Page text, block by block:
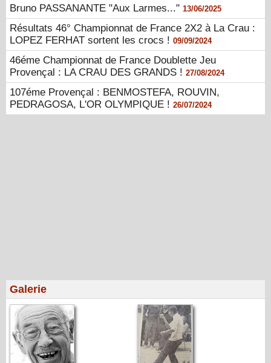
Bruno PASSANANTE "Aux Larmes..." 13/06/2025
Résultats 46° Championnat de France 2X2 à La Crau :
LOPEZ FERHAT sortent les crocs ! 09/09/2024
46éme Championnat de France Doublette Jeu
Provençal : LA CRAU DES GRANDS ! 27/08/2024
107éme Provençal : BENMOSTEFA, ROUVIN,
PEDRAGOSA, L'OR OLYMPIQUE ! 26/07/2024
Galerie